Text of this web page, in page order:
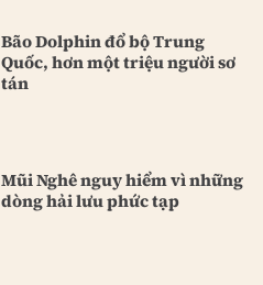
Bão Dolphin đổ bộ Trung
Quốc, hơn một triệu người sơ
tán
Mũi Nghê nguy hiểm vì những
dòng hải lưu phức tạp